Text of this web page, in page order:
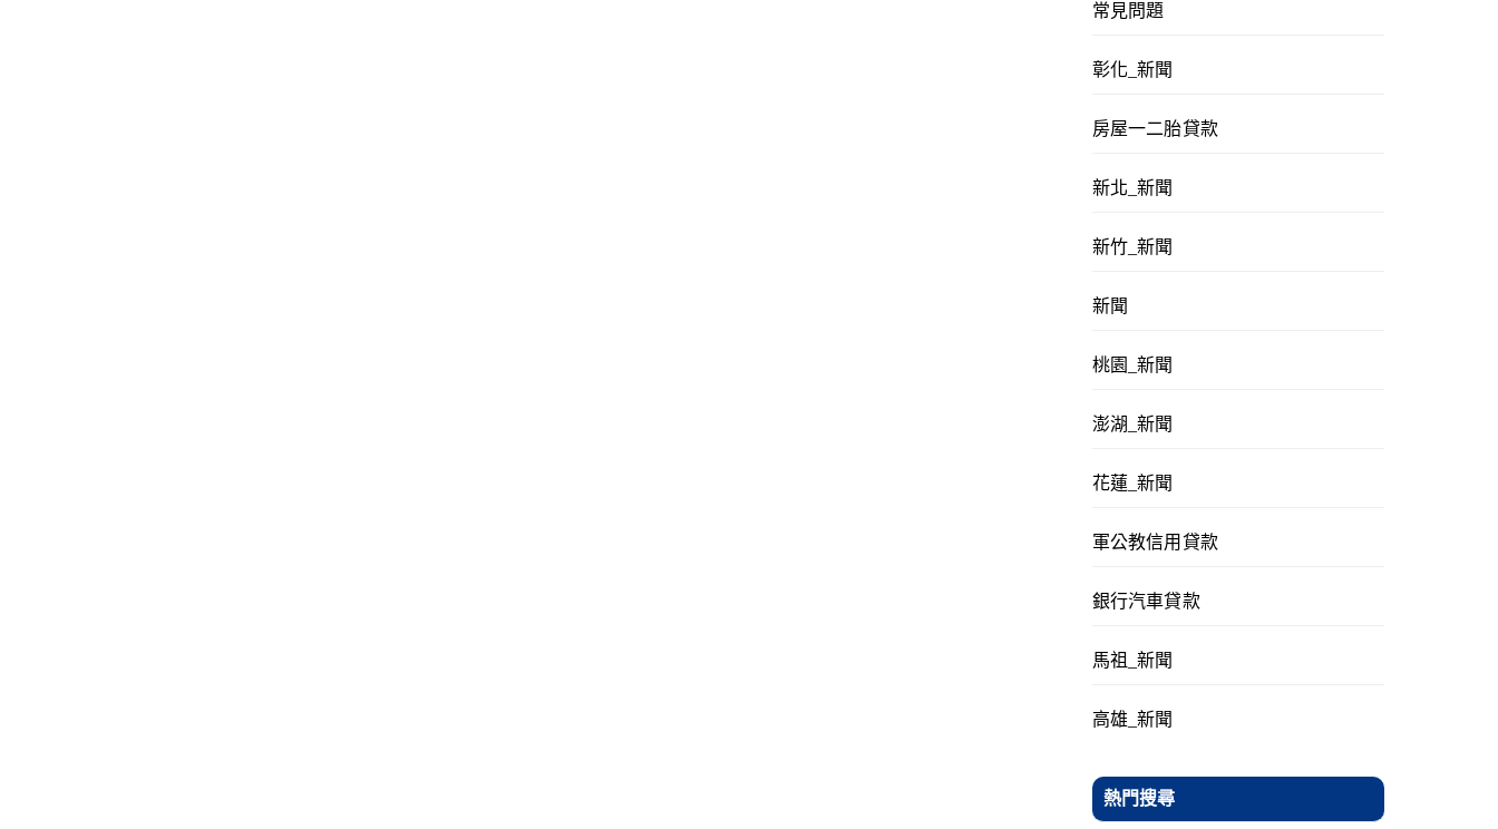
常見問題
彰化_新聞
房屋一二胎貸款
新北_新聞
新竹_新聞
新聞
桃園_新聞
澎湖_新聞
花蓮_新聞
軍公教信用貸款
銀行汽車貸款
馬祖_新聞
高雄_新聞
熱門搜尋